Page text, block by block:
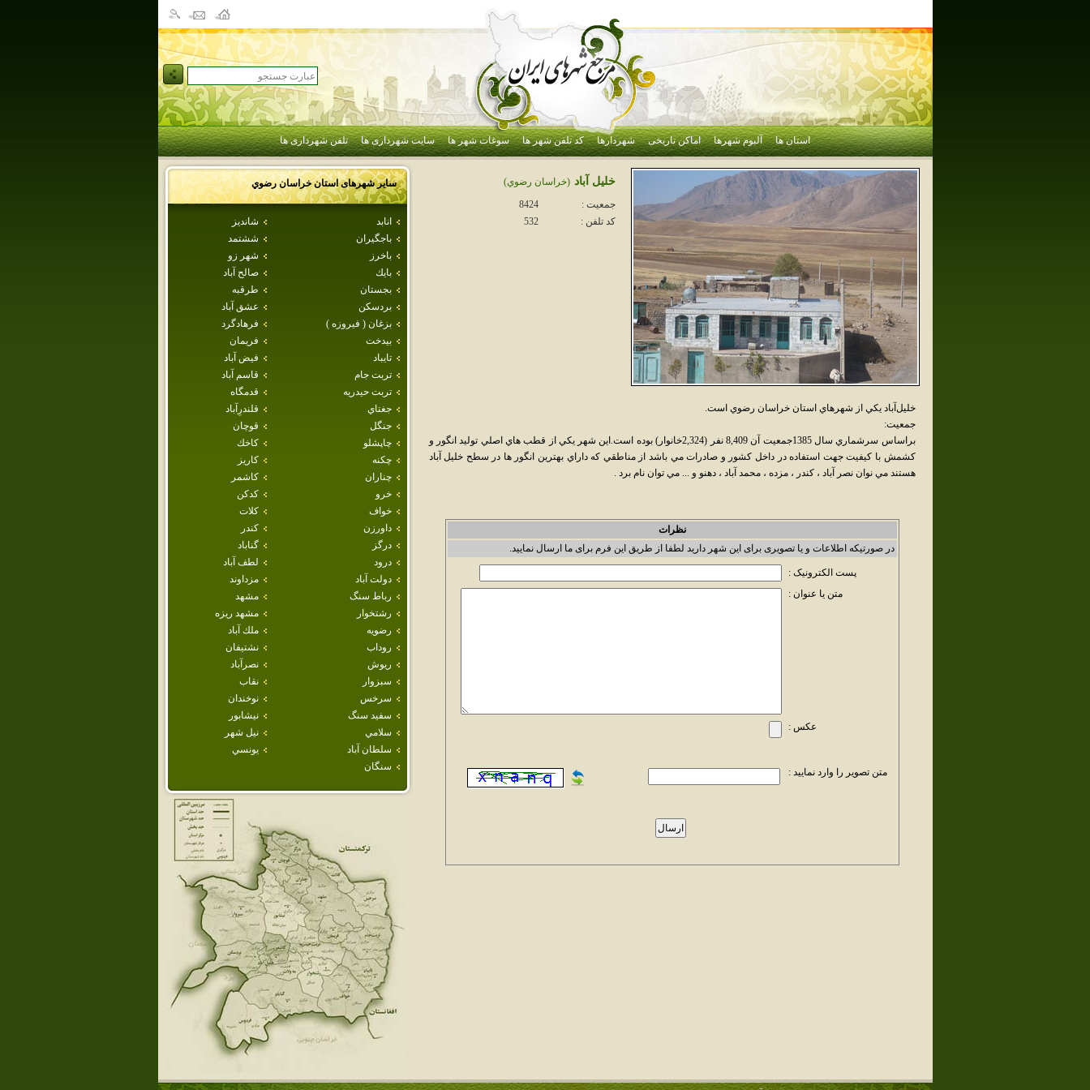
استان ها آلبوم شهرها اماکن تاریخی شهردارها کد تلفن شهر ها سوغات شهر ها سایت شهرداری ها تلفن شهرداری ها
سایر شهرهای استانخراسان رضوي
انابد
شانديز
باجگيران
ششتمد
باخرز
شهر زو
بايك
صالح آباد
بجستان
طرقبه
بردسكن
عشق آباد
بزغان ( فيروزه )
فرهادگرد
بيدخت
فريمان
تايباد
فيض آباد
تربت جام
قاسم آباد
تربت حيدريه
قدمگاه
جغتاي
قلندرِآباد
جنگل
قوچان
چاپشلو
كاخك
چکنه
كاريز
چناران
كاشمر
خرو
كدكن
خواف
كلات
داورزن
كندر
درگز
گناباد
درود
لطف آباد
دولت آباد
مزداوند
رباط سنگ
مشهد
رشتخوار
مشهد ريزه
رضويه
ملك آباد
روداب
نشتيفان
ريوش
نصرآباد
سبزوار
نقاب
سرخس
نوخندان
سفيد سنگ
نيشابور
سلامي
نيل شهر
سلطان آباد
يونسي
سنگان
خليل آباد (خراسان رضوي)
جمعیت :
8424
کد تلفن :
532
خليل‌آباد يکي از شهرهاي استان خراسان رضوي است.
جمعيت:
براساس سرشماري سال 1385جمعيت آن 8,409 نفر (2,324خانوار) بوده است.اين شهر يكي از قطب هاي اصلي توليد انگور و
كشمش با كيفيت جهت استفاده در داخل كشور و صادرات مي باشد از مناطقي كه داراي بهترين انگور ها در سطح خليل آباد
هستند مي نوان نصر آباد ، كندر ، مزده ، محمد آباد ، دهنو و ... مي توان نام برد .
نظرات
در صورتیکه اطلاعات و یا تصویری برای این شهر دارید لطفا از طریق این فرم برای ما ارسال نمایید.
پست الکترونیک :
متن یا عنوان :
عکس :
متن تصویر را وارد نمایید :